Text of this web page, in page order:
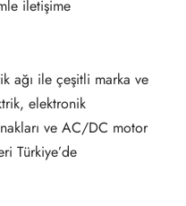
iletişime
ağı ile çeşitli marka ve
elektronik
ve AC/DC motor
Türkiye’de